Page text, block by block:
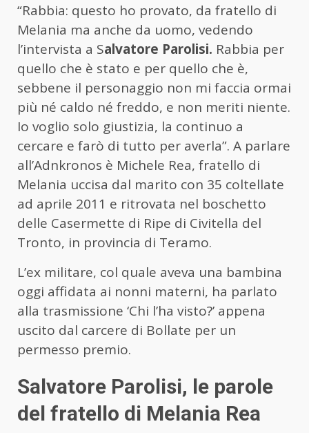
“Rabbia: questo ho provato, da fratello di
Melania ma anche da uomo, vedendo
l’intervista a Salvatore Parolisi. Rabbia per
quello che è stato e per quello che è,
sebbene il personaggio non mi faccia ormai
più né caldo né freddo, e non meriti niente.
Io voglio solo giustizia, la continuo a
cercare e farò di tutto per averla”. A parlare
all’Adnkronos è Michele Rea, fratello di
Melania uccisa dal marito con 35 coltellate
ad aprile 2011 e ritrovata nel boschetto
delle Casermette di Ripe di Civitella del
Tronto, in provincia di Teramo.
L’ex militare, col quale aveva una bambina
oggi affidata ai nonni materni, ha parlato
alla trasmissione ‘Chi l’ha visto?’ appena
uscito dal carcere di Bollate per un
permesso premio.
Salvatore Parolisi, le parole
del fratello di Melania Rea